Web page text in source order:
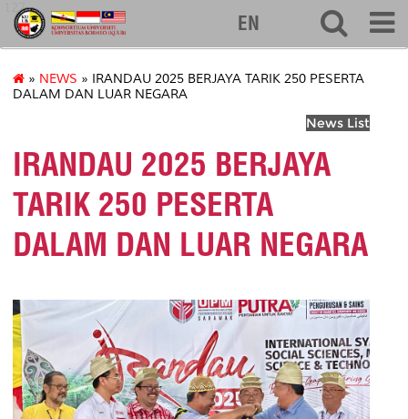
127
EN
» NEWS » IRANDAU 2025 BERJAYA TARIK 250 PESERTA
DALAM DAN LUAR NEGARA
News List
IRANDAU 2025 BERJAYA
TARIK 250 PESERTA
DALAM DAN LUAR NEGARA